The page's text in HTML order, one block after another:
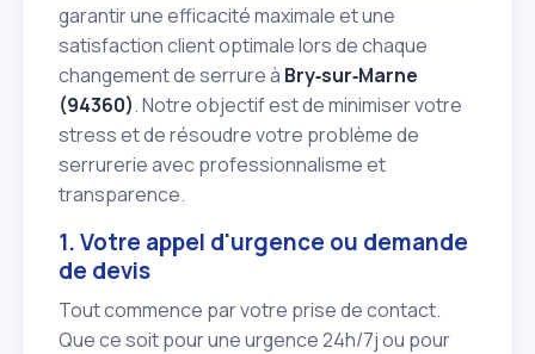
garantir une efficacité maximale et une
satisfaction client optimale lors de chaque
changement de serrure à Bry‑sur‑Marne
(94360). Notre objectif est de minimiser votre
stress et de résoudre votre problème de
serrurerie avec professionnalisme et
transparence.
1. Votre appel d'urgence ou demande
de devis
Tout commence par votre prise de contact.
Que ce soit pour une urgence 24h/7j ou pour